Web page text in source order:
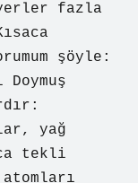
fazla
şöyle:
yağ
tekli